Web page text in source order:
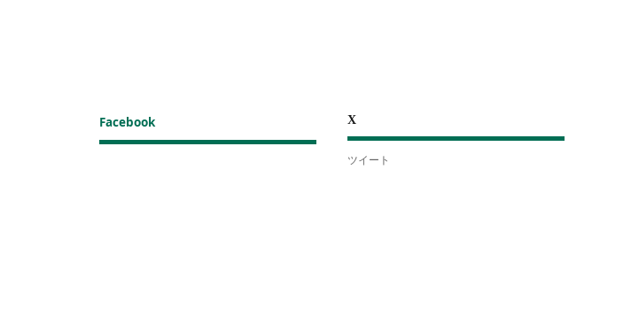
Facebook X
ツイート